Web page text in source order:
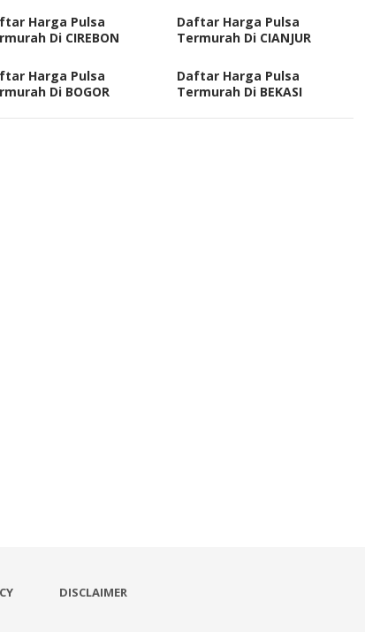
Harga Pulsa
Di CIREBON
Daftar Harga Pulsa
Termurah Di CIANJUR
Harga Pulsa
Di BOGOR
Daftar Harga Pulsa
Termurah Di BEKASI
DISCLAIMER